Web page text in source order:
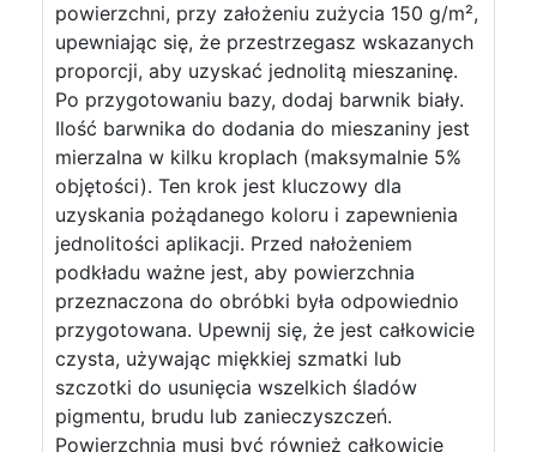
powierzchni, przy założeniu zużycia 150 g/m²,
upewniając się, że przestrzegasz wskazanych
proporcji, aby uzyskać jednolitą mieszaninę.
Po przygotowaniu bazy, dodaj barwnik biały.
Ilość barwnika do dodania do mieszaniny jest
mierzalna w kilku kroplach (maksymalnie 5%
objętości). Ten krok jest kluczowy dla
uzyskania pożądanego koloru i zapewnienia
jednolitości aplikacji. Przed nałożeniem
podkładu ważne jest, aby powierzchnia
przeznaczona do obróbki była odpowiednio
przygotowana. Upewnij się, że jest całkowicie
czysta, używając miękkiej szmatki lub
szczotki do usunięcia wszelkich śladów
pigmentu, brudu lub zanieczyszczeń.
Powierzchnia musi być również całkowicie